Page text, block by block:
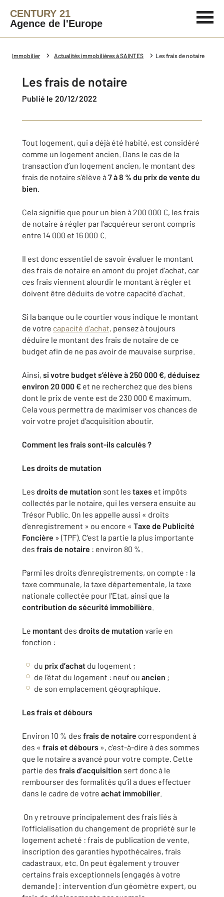
CENTURY 21
Agence de l'Europe
Immobilier Actualités immobilières à SAINTES Les frais de notaire
Les frais de notaire
Publié le 20/12/2022
Tout logement, qui a déjà été habité, est considéré
comme un logement ancien. Dans le cas de la
transaction d’un logement ancien, le montant des
frais de notaire s’élève à 7 à 8 % du prix de vente du
bien.
Cela signifie que pour un bien à 200 000 €, les frais
de notaire à régler par l’acquéreur seront compris
entre 14 000 et 16 000 €.
Il est donc essentiel de savoir évaluer le montant
des frais de notaire en amont du projet d’achat, car
ces frais viennent alourdir le montant à régler et
doivent être déduits de votre capacité d’achat.
Si la banque ou le courtier vous indique le montant
de votre capacité d’achat, pensez à toujours
déduire le montant des frais de notaire de ce
budget afin de ne pas avoir de mauvaise surprise.
Ainsi, si votre budget s’élève à 250 000 €, déduisez
environ 20 000 € et ne recherchez que des biens
dont le prix de vente est de 230 000 € maximum.
Cela vous permettra de maximiser vos chances de
voir votre projet d’acquisition aboutir.
Comment les frais sont-ils calculés ?
Les droits de mutation
Les droits de mutation sont les taxes et impôts
collectés par le notaire, qui les versera ensuite au
Trésor Public. On les appelle aussi « droits
d’enregistrement » ou encore « Taxe de Publicité
Foncière » (TPF). C’est la partie la plus importante
des frais de notaire : environ 80 %.
Parmi les droits d’enregistrements, on compte : la
taxe communale, la taxe départementale, la taxe
nationale collectée pour l’Etat, ainsi que la
contribution de sécurité immobilière.
Le montant des droits de mutation varie en
fonction :
du prix d’achat du logement ;
de l’état du logement : neuf ou ancien ;
de son emplacement géographique.
Les frais et débours
Environ 10 % des frais de notaire correspondent à
des « frais et débours », c’est-à-dire à des sommes
que le notaire a avancé pour votre compte. Cette
partie des frais d’acquisition sert donc à le
rembourser des formalités qu’il a dues effectuer
dans le cadre de votre achat immobilier.
On y retrouve principalement des frais liés à
l’officialisation du changement de propriété sur le
logement acheté : frais de publication de vente,
inscription des garanties hypothécaires, frais
cadastraux, etc. On peut également y trouver
certains frais exceptionnels (engagés à votre
demande) : intervention d’un géomètre expert, ou